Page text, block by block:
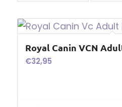
Royal Canin VCN
€32,95